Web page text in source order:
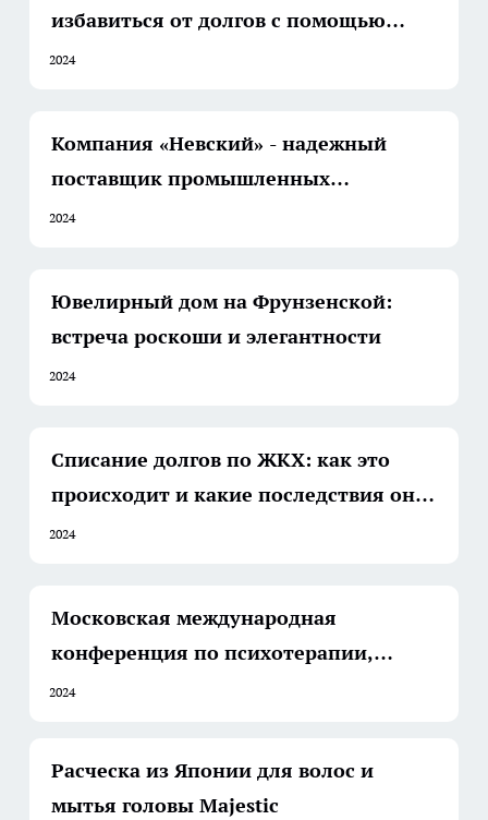
избавиться от долгов с помощью
компании "Чао Долг"
2024
Компания «Невский» - надежный
поставщик промышленных
электрокотлов и водонагревателей
2024
Ювелирный дом на Фрунзенской:
встреча роскоши и элегантности
2024
Списание долгов по ЖКХ: как это
происходит и какие последствия оно
имеет
2024
Московская международная
конференция по психотерапии,
психологии и психосоматическому
2024
Расческа из Японии для волос и
мытья головы Majestic